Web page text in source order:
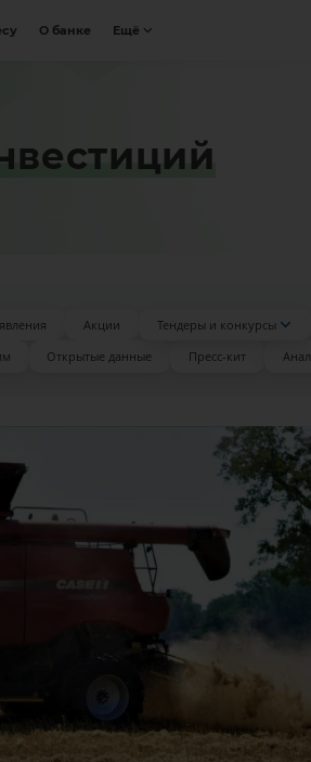
О банке Ещё
Акции Тендеры и конкурсы
Открытые данные Пресс-кит